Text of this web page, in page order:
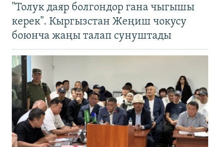
"Толук даяр болгондор гана чыгышы
керек". Кыргызстан Жеңиш чокусу
боюнча жаңы талап сунуштады